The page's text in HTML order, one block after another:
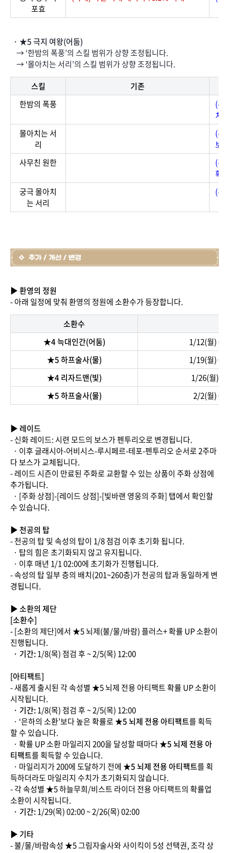
포효
· ★5 극지 여왕(어둠)
→ ‘한밤의 폭풍’의 스킬 범위가 상향 조정됩니다.
→ ‘몰아치는 서리’의 스킬 범위가 상향 조정됩니다.
스킬
기존
한밤의 폭풍
(추
치
몰아치는 서
리
(추
보
사무친 원한
(추
확
궁극 몰아치
는 서리
(추
▶ 환영의 정원
- 아래 일정에 맞춰 환영의 정원에 소환수가 등장합니다.
소환수
★4 늑대인간(어둠)
1/12(월)
★5 하프술사(물)
1/19(월)
★4 리자드맨(빛)
1/26(월)
★5 하프술사(물)
2/2(월)
▶ 레이드
- 신화 레이드: 시련 모드의 보스가 펜투리오로 변경됩니다.
· 이후 글래시아-어비시스-루시페르-테포-펜투리오 순서로 2주마
다 보스가 교체됩니다.
- 레이드 시즌이 만료된 주화로 교환할 수 있는 상품이 주화 상점에
추가됩니다.
· [주화 상점]-[레이드 상점]-[빛바랜 영웅의 주화] 탭에서 확인할
수 있습니다.
▶ 천공의 탑
- 천공의 탑 및 속성의 탑이 1/8 점검 이후 초기화 됩니다.
· 탑의 힘은 초기화되지 않고 유지됩니다.
· 이후 매년 1/1 02:00에 초기화가 진행됩니다.
- 속성의 탑 일부 층의 배치(201~260층)가 천공의 탑과 동일하게 변
경됩니다.
▶ 소환의 제단
[소환수]
- [소환의 제단]에서 ★5 뇌제(불/물/바람) 플러스+ 확률 UP 소환이
진행됩니다.
· 기간:1/8(목) 점검 후 ~ 2/5(목) 12:00
[아티팩트]
- 새롭게 출시된 각 속성별 ★5 뇌제 전용 아티팩트 확률 UP 소환이
시작됩니다.
· 기간:1/8(목) 점검 후 ~ 2/5(목) 12:00
· ‘은하의 소환’보다 높은 확률로 ★5 뇌제 전용 아티팩트를 획득
할 수 있습니다.
· 확률 UP 소환 마일리지 200을 달성할 때마다★5 뇌제 전용 아
티팩트를 획득할 수 있습니다.
· 마일리지가 200에 도달하기 전에 ★5 뇌제 전용 아티팩트를 획
득하더라도 마일리지 수치가 초기화되지 않습니다.
- 각 속성별 ★5 하늘무희/비스트 라이더 전용 아티팩트의 확률업
소환이 시작됩니다.
· 기간:1/29(목) 02:00 ~ 2/26(목) 02:00
▶ 기타
- 불/물/바람속성 ★5 그림자술사와 사이킥이 5성 선택권, 조각 상